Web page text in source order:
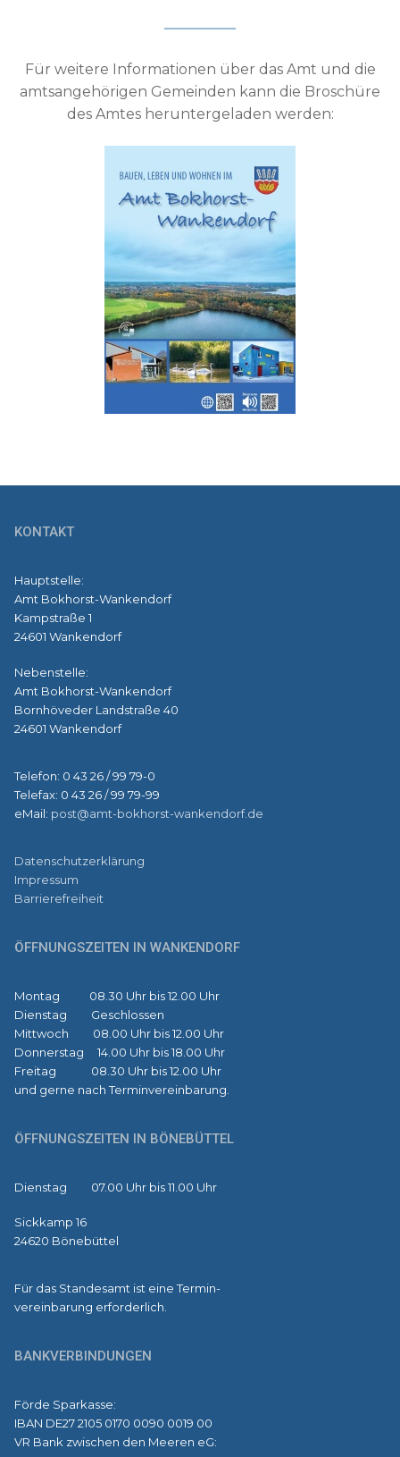
Für weitere Informationen über das Amt und die
amtsangehörigen Gemeinden kann die Broschüre
des Amtes heruntergeladen werden:
KONTAKT
Hauptstelle:
Amt Bokhorst-Wankendorf
Kampstraße 1
24601 Wankendorf
Nebenstelle:
Amt Bokhorst-Wankendorf
Bornhöveder Landstraße 40
24601 Wankendorf
Telefon: 0 43 26 / 99 79-0
Telefax: 0 43 26 / 99 79-99
eMail: post@amt-bokhorst-wankendorf.de
Datenschutzerklärung
Impressum
Barrierefreiheit
ÖFFNUNGSZEITEN IN WANKENDORF
Montag 08.30 Uhr bis 12.00 Uhr
Dienstag Geschlossen
Mittwoch 08.00 Uhr bis 12.00 Uhr
Donnerstag 14.00 Uhr bis 18.00 Uhr
Freitag 08.30 Uhr bis 12.00 Uhr
und gerne nach Terminvereinbarung.
ÖFFNUNGSZEITEN IN BÖNEBÜTTEL
Dienstag 07.00 Uhr bis 11.00 Uhr
Sickkamp 16
24620 Bönebüttel
Für das Standesamt ist eine Termin-
vereinbarung erforderlich.
BANKVERBINDUNGEN
Förde Sparkasse:
IBAN DE27 2105 0170 0090 0019 00
VR Bank zwischen den Meeren eG: